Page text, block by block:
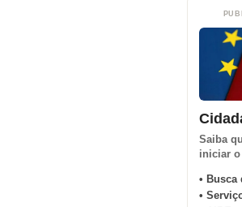
Saiba
iniciar o
• Busca
•